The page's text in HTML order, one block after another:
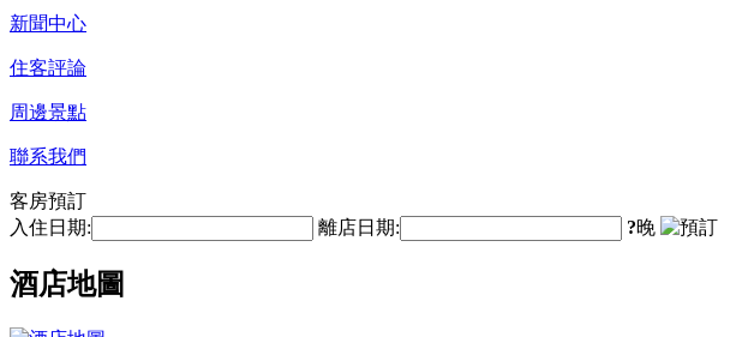
新聞中心
住客評論
周邊景點
聯系我們
客房預訂
入住日期:
離店日期: ?晚
酒店地圖